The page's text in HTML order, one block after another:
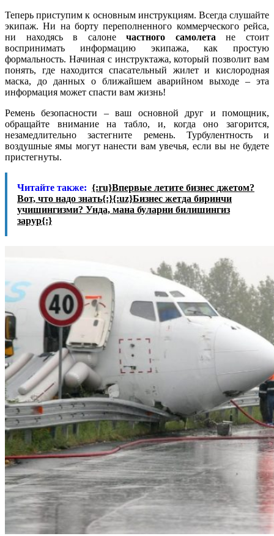
Теперь приступим к основным инструкциям. Всегда слушайте
экипаж. Ни на борту переполненного коммерческого рейса,
ни находясь в салонечастного самолета не стоит
воспринимать информацию экипажа, как простую
формальность. Начиная с инструктажа, который позволит вам
понять, где находится спасательный жилет и кислородная
маска, до данных о ближайшем аварийном выходе – эта
информация может спасти вам жизнь!
Ремень безопасности – ваш основной друг и помощник,
обращайте внимание на табло, и, когда оно загорится,
незамедлительно застегните ремень. Турбулентность и
воздушные ямы могут нанести вам увечья, если вы не будете
пристегнуты.
Читайте также: {:ru}Впервые летите бизнес джетом?
Вот, что надо знать{:}{:uz}Бизнес жетда биринчи
учишингизми? Унда, мана буларни билишингиз
зарур{:}